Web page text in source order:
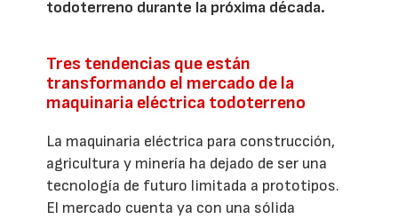
todoterreno durante la próxima década.
Tres tendencias que están
transformando el mercado de la
maquinaria eléctrica todoterreno
La maquinaria eléctrica para construcción,
agricultura y minería ha dejado de ser una
tecnología de futuro limitada a prototipos.
El mercado cuenta ya con una sólida